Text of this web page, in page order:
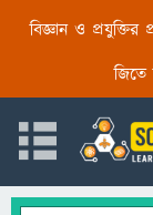
বিজ্ঞান ও প্রযুক্তির
জিতে